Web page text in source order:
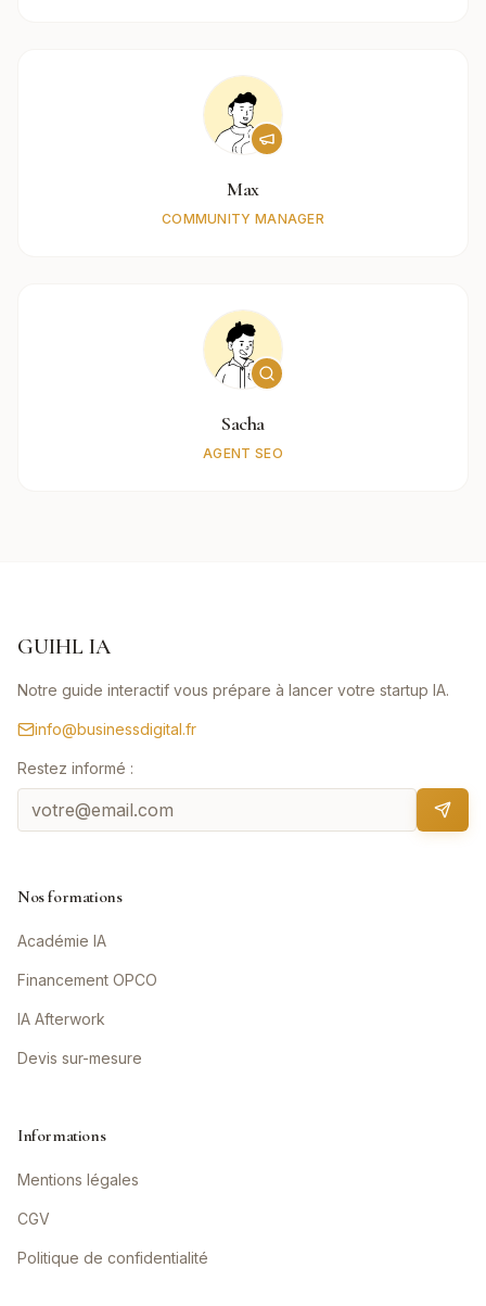
Max
COMMUNITY MANAGER
Sacha
AGENT SEO
GUIHL IA
Notre guide interactif vous prépare à lancer votre startup IA.
info@businessdigital.fr
Restez informé :
Nos formations
Académie IA
Financement OPCO
IA Afterwork
Devis sur-mesure
Informations
Mentions légales
CGV
Politique de confidentialité